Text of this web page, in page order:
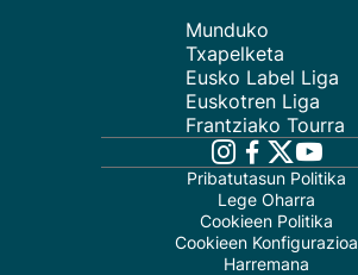
Munduko
Txapelketa
Eusko Label Liga
Euskotren Liga
Frantziako Tourra
Pribatutasun Politika
Lege Oharra
Cookieen Politika
Cookieen Konfigurazioa
Harremana